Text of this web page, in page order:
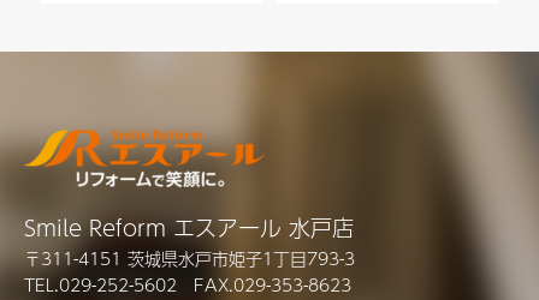
Smile Reform エスアール 水戸店
〒311-4151 茨城県水戸市姫子1丁目793-3
TEL.029-252-5602 FAX.029-353-8623